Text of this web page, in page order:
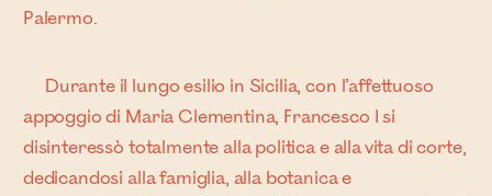
Palermo.
Durante il lungo esilio in Sicilia, con l’affettuoso
appoggio di Maria Clementina, Francesco I si
disinteressò totalmente alla politica e alla vita di corte,
dedicandosi alla famiglia, alla botanica e